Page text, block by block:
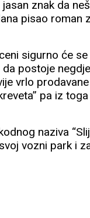
znak da
pisao
sigurno će
postoje
vrlo
pa iz
naziva
vozni park i